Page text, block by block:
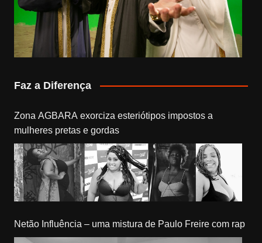
Faz a Diferença
Zona AGBARA exorciza esteriótipos impostos a
mulheres pretas e gordas
Netão Influência – uma mistura de Paulo Freire com rap